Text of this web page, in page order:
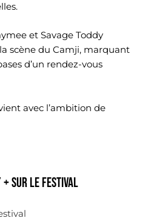
et Savage Toddy
scène du Camji, marquant
d’un rendez-vous
avec l’ambition de
+ sur le festival